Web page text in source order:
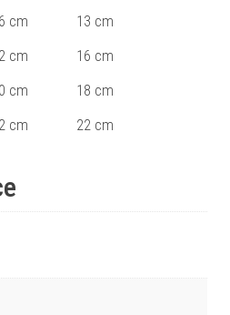
cm
13 cm
cm
16 cm
cm
18 cm
cm 22 cm